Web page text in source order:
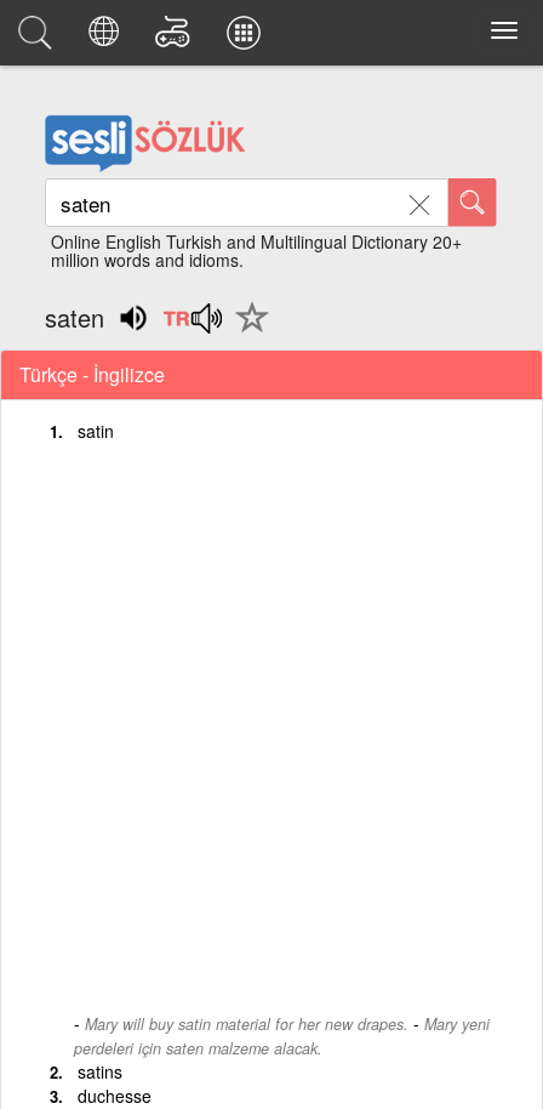
Online English Turkish and Multilingual Dictionary 20+
million words and idioms.
saten
Türkçe - İngilizce
satin
Mary will buy satin material for her new drapes. - Mary yeni
perdeleri için saten malzeme alacak.
satins
duchesse